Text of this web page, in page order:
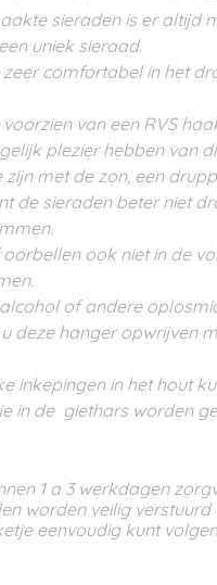
sieraden is er altijd
uniek sieraad.
comfortabel in het
van een RVS
plezier hebben van
met de zon, een
de sieraden beter niet
ook niet in de
of andere
deze hanger opwrijven
inkepingen in het hout
in de giethars worden
1 a 3 werkdagen
worden veilig
eenvoudig kunt volgen